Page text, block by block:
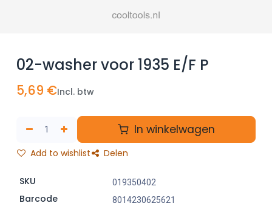
02-washer voor 1935 E/F P
5,69 €Incl. btw
In winkelwagen
Add to wishlist Delen
SKU 019350402
Barcode
8014230625621